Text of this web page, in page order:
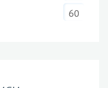
60